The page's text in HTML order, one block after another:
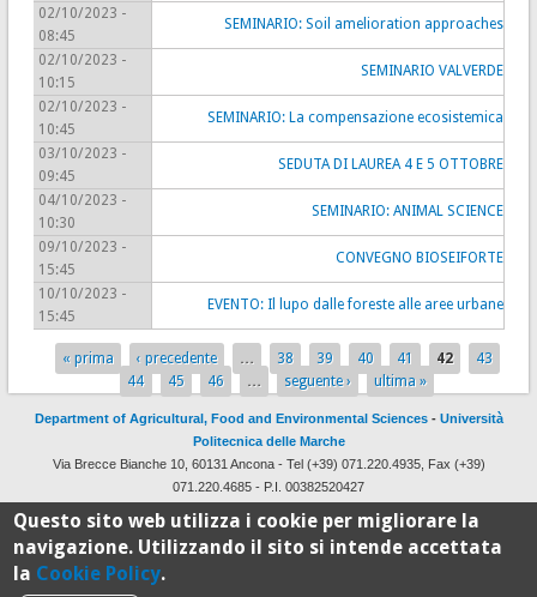
02/10/2023 -
08:45
SEMINARIO: Soil amelioration approaches
02/10/2023 -
10:15
SEMINARIO VALVERDE
02/10/2023 -
10:45
SEMINARIO: La compensazione ecosistemica
03/10/2023 -
09:45
SEDUTA DI LAUREA 4 E 5 OTTOBRE
04/10/2023 -
10:30
SEMINARIO: ANIMAL SCIENCE
09/10/2023 -
15:45
CONVEGNO BIOSEIFORTE
10/10/2023 -
15:45
EVENTO: Il lupo dalle foreste alle aree urbane
Pages
« prima ‹ precedente … 38 39 40 41 42
43
44
45 46 … seguente › ultima »
Department of Agricultural, Food and Environmental Sciences - Università
Politecnica delle Marche
Via Brecce Bianche 10, 60131 Ancona - Tel (+39) 071.220.4935, Fax (+39)
071.220.4685 - P.I. 00382520427
100%
Questo sito web utilizza i cookie per migliorare la
navigazione. Utilizzando il sito si intende accettata
la Cookie Policy.